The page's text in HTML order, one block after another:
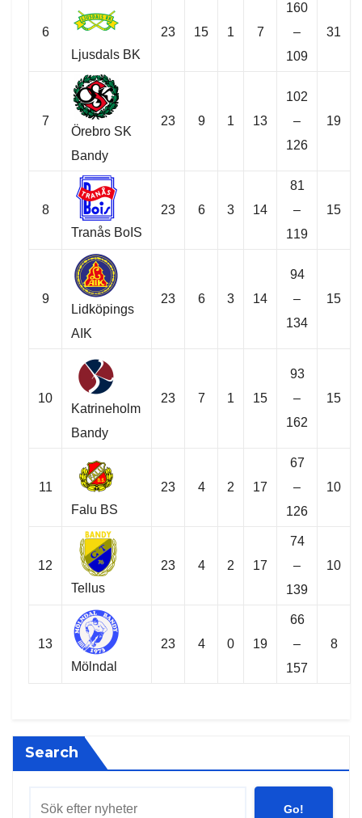
6
Ljusdals BK
23 15 1 7
160
–
109
31
7
Örebro SK
Bandy
23 9 1 13
102
–
126
19
8
Tranås BoIS
23 6 3 14
81
–
119
15
9
Lidköpings
AIK
23 6 3 14
94
–
134
15
10
Katrineholm
Bandy
23 7 1 15
93
–
162
15
11
Falu BS
23 4 2 17
67
–
126
10
12
Tellus
23 4 2 17
74
–
139
10
13
Mölndal
23 4 0 19
66
–
157
8
Search
Go!